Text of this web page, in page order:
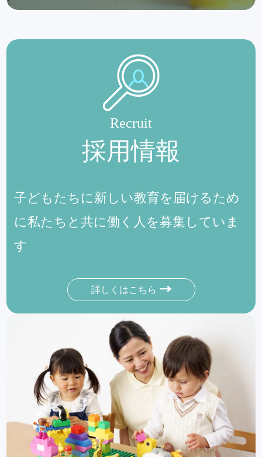
Recruit
採用情報
子どもたちに新しい教育を届けるため
に私たちと共に働く人を募集していま
す
詳しくはこちら